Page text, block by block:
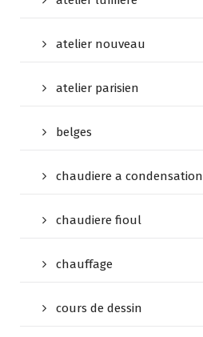
atelier nouveau
atelier parisien
belges
chaudiere a condensation
chaudiere fioul
chauffage
cours de dessin